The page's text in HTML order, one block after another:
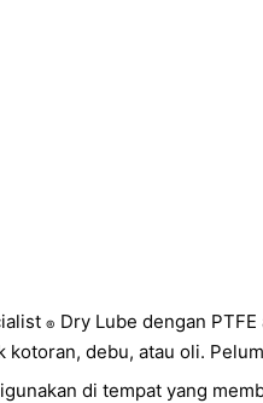
® Dry Lube dengan
kotoran, debu, atau oli.
di tempat yang